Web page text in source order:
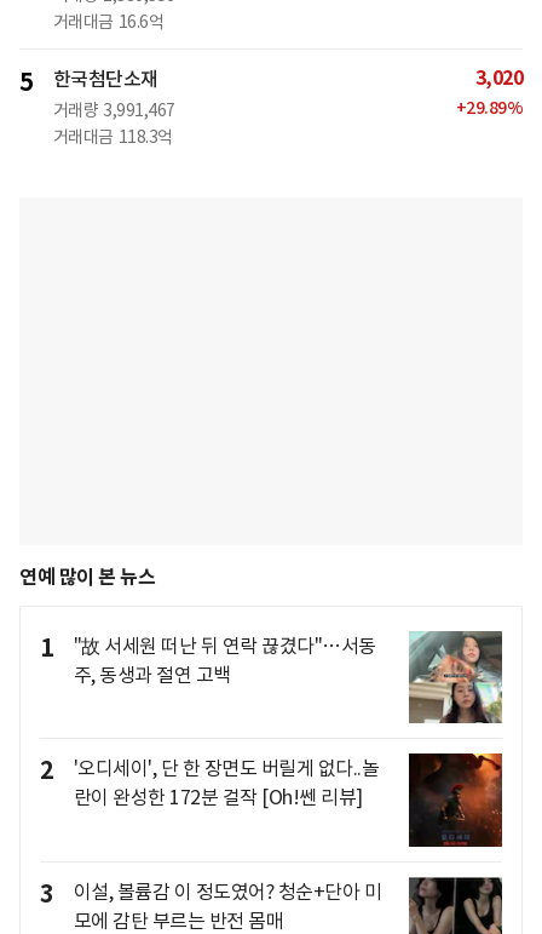
거래대금 16.6억
5 한국첨단소재
거래량 3,991,467
거래대금 118.3억
3,020
+29.89%
연예 많이 본 뉴스
1
"故 서세원 떠난 뒤 연락 끊겼다"…서동
주, 동생과 절연 고백
2
'오디세이', 단 한 장면도 버릴게 없다..놀
란이 완성한 172분 걸작 [Oh!쎈 리뷰]
3
이설, 볼륨감 이 정도였어? 청순+단아 미
모에 감탄 부르는 반전 몸매